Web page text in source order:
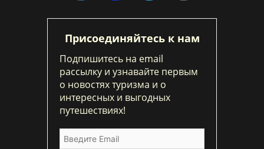
Присоединяйтесь к нам
Подпишитесь на email
рассылку и узнавайте первым
о новостях туризма и о
интересных и выгодных
путешествиях!